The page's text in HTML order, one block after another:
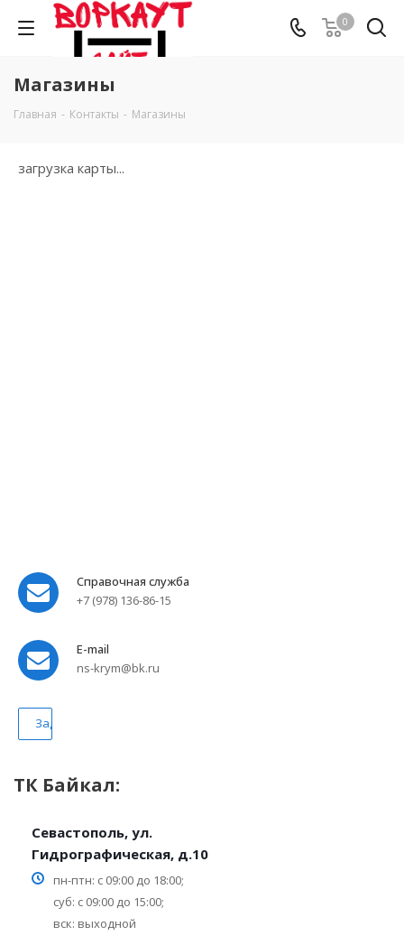
0
Магазины
Главная - Контакты - Магазины
загрузка карты...
Справочная служба
+7 (978) 136-86-15
E-mail
ns-krym@bk.ru
Задать вопрос
ТК Байкал:
Севастополь, ул.
Гидрографическая, д.10
пн-птн: с 09:00 до 18:00;
суб: с 09:00 до 15:00;
вск: выходной